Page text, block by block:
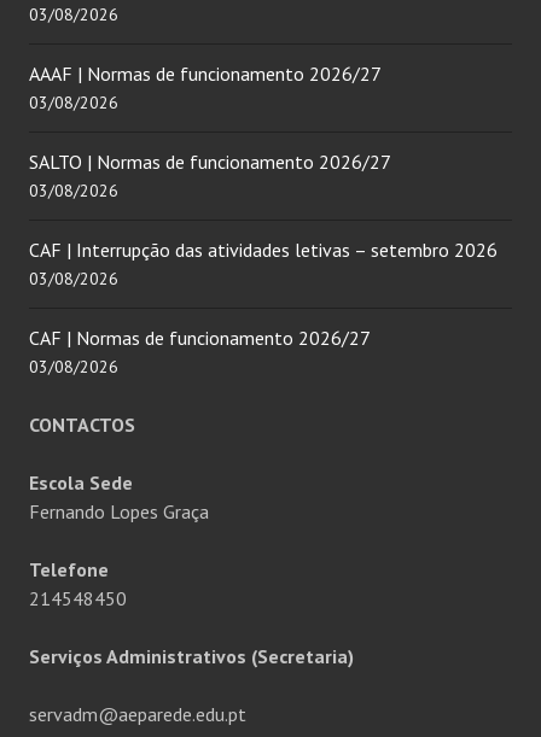
03/08/2026
AAAF | Normas de funcionamento 2026/27
03/08/2026
SALTO | Normas de funcionamento 2026/27
03/08/2026
CAF | Interrupção das atividades letivas – setembro 2026
03/08/2026
CAF | Normas de funcionamento 2026/27
03/08/2026
CONTACTOS
Escola Sede
Fernando Lopes Graça
Telefone
214548450
Serviços Administrativos (Secretaria)
servadm@aeparede.edu.pt